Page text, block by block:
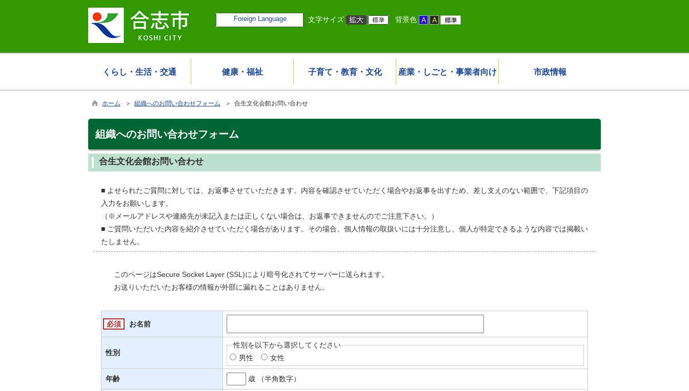
Foreign Language 文字サイズ 背景色
くらし・生活・交通 健康・福祉 子育て・教育・文化 産業・しごと・事業者向け 市政情報
ホーム ＞ 組織へのお問い合わせフォーム ＞ 合生文化会館お問い合わせ
組織へのお問い合わせフォーム
合生文化会館お問い合わせ
■ よせられたご質問に対しては、お返事させていただきます。内容を確認させていただく場合やお返事を出すため、差し支えのない範囲で、下記項目の
入力をお願いします。
（※メールアドレスや連絡先が未記入または正しくない場合は、お返事できませんのでご注意下さい。）
■ ご質問いただいた内容を紹介させていただく場合があります。その場合、個人情報の取扱いには十分注意し、個人が特定できるような内容では掲載い
たしません。
このページはSecure Socket Layer (SSL)により暗号化されてサーバーに送られます。
お送りいただいたお客様の情報が外部に漏れることはありません。
必須 お名前
性別
性別を以下から選択してください
男性
女性
年齢 歳 （半角数字）